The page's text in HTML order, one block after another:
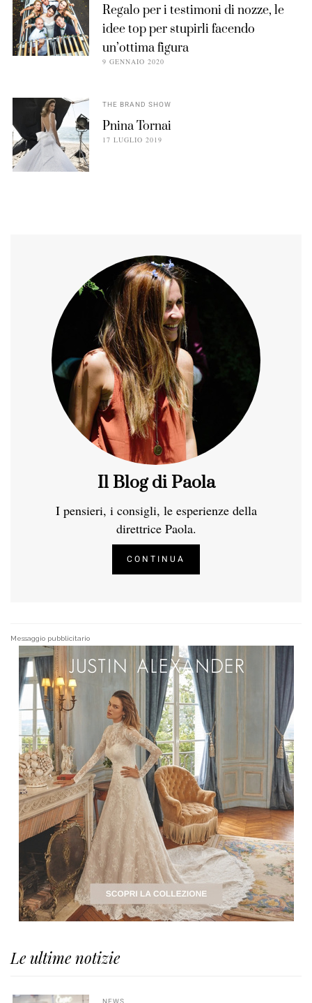
Regalo per i testimoni di nozze, le
idee top per stupirli facendo
un’ottima figura
9 GENNAIO 2020
THE BRAND SHOW
Pnina Tornai
17 LUGLIO 2019
Il Blog di Paola
I pensieri, i consigli, le esperienze della
direttrice Paola.
CONTINUA
Messaggio pubblicitario
Le ultime notizie